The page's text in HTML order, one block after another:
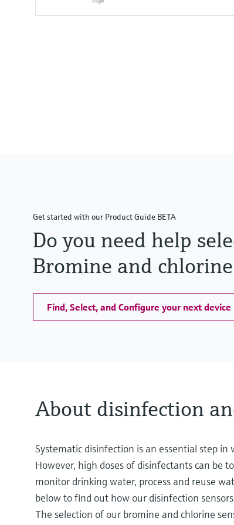
Get started with our Product Guide BETA
Do you need help
Bromine and
Find, Select, and Configure your next device
About disinfection
Systematic disinfection is an essential step
However, high doses of disinfectants can be
monitor drinking water, process and reuse
below to find out how our disinfection
The selection of our bromine and chlorine